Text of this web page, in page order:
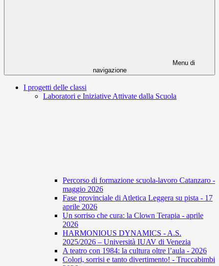
Menu di
navigazione
I progetti delle classi
Laboratori e Iniziative Attivate dalla Scuola
Percorso di formazione scuola-lavoro Catanzaro -
maggio 2026
Fase provinciale di Atletica Leggera su pista - 17
aprile 2026
Un sorriso che cura: la Clown Terapia - aprile
2026
HARMONIOUS DYNAMICS - A.S.
2025/2026 – Università IUAV di Venezia
A teatro con 1984: la cultura oltre l’aula - 2026
Colori, sorrisi e tanto divertimento! - Truccabimbi